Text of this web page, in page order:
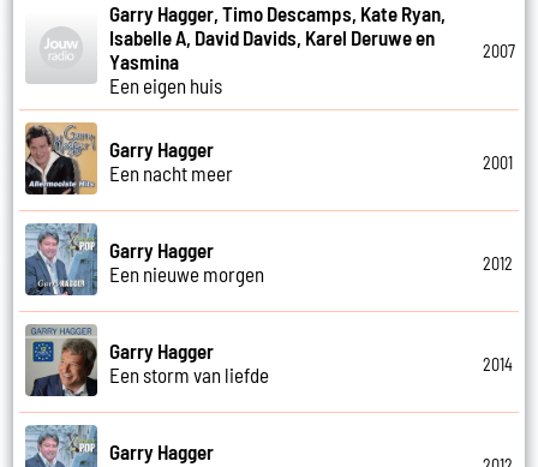
Garry Hagger, Timo Descamps, Kate Ryan,
Isabelle A, David Davids, Karel Deruwe en
Yasmina
Een eigen huis
2007
Garry Hagger
Een nacht meer
2001
Garry Hagger
Een nieuwe morgen
2012
Garry Hagger
Een storm van liefde
2014
Garry Hagger